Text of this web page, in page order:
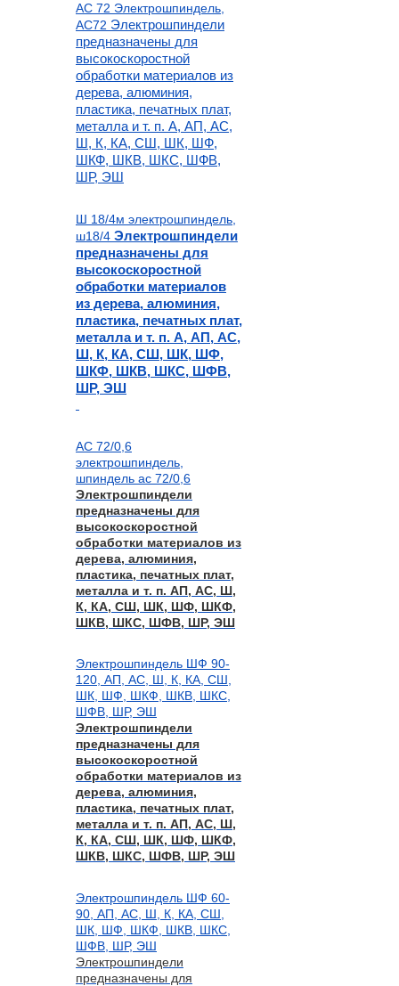
АС 72 Электрошпиндель,
АС72 Электрошпиндели
предназначены для
высокоскоростной
обработки материалов из
дерева, алюминия,
пластика, печатных плат,
металла и т. п. А, АП, АС,
Ш, К, КА, СШ, ШК, ШФ,
ШКФ, ШКВ, ШКС, ШФВ,
ШР, ЭШ
Ш 18/4м электрошпиндель,
ш18/4 Электрошпиндели
предназначены для
высокоскоростной
обработки материалов
из дерева, алюминия,
пластика, печатных плат,
металла и т. п. А, АП, АС,
Ш, К, КА, СШ, ШК, ШФ,
ШКФ, ШКВ, ШКС, ШФВ,
ШР, ЭШ
АС 72/0,6
электрошпиндель,
шпиндель ас 72/0,6
Электрошпиндели
предназначены для
высокоскоростной
обработки материалов из
дерева, алюминия,
пластика, печатных плат,
металла и т. п. АП, АС, Ш,
К, КА, СШ, ШК, ШФ, ШКФ,
ШКВ, ШКС, ШФВ, ШР, ЭШ
Электрошпиндель ШФ 90-
120, АП, АС, Ш, К, КА, СШ,
ШК, ШФ, ШКФ, ШКВ, ШКС,
ШФВ, ШР, ЭШ
Электрошпиндели
предназначены для
высокоскоростной
обработки материалов из
дерева, алюминия,
пластика, печатных плат,
металла и т. п. АП, АС, Ш,
К, КА, СШ, ШК, ШФ, ШКФ,
ШКВ, ШКС, ШФВ, ШР, ЭШ
Электрошпиндель ШФ 60-
90, АП, АС, Ш, К, КА, СШ,
ШК, ШФ, ШКФ, ШКВ, ШКС,
ШФВ, ШР, ЭШ
Электрошпиндели
предназначены для